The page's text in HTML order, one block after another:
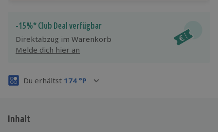
Jeder Gutschein für alle Erlebnisse einlösbar.
Maximale Sicherheit
3 Jahre gültig & verlängerbar.
-15%* Club Deal verfügbar
Direktabzug im Warenkorb
Melde dich hier an
Du erhältst 174 °P
Inhalt